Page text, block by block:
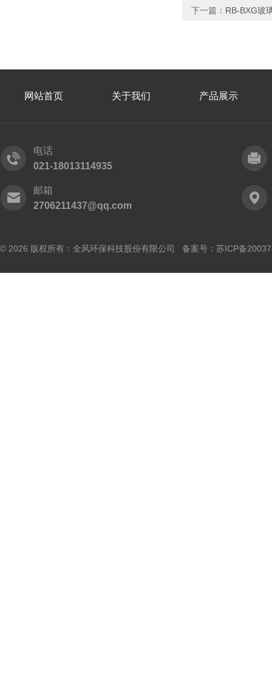
下一篇： RB-BXG玻
网站首页 关于我们 产品展示
电话
021-18013114935
邮箱
2706211437@qq.com
© 2026 版权所有：全风环保科技股份有限公司 备案号： 苏ICP备